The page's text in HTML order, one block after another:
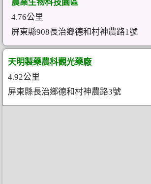
農業生物科技園區
4.76公里
屏東縣908長治鄉德和村神農路1號
天明製藥農科觀光藥廠
4.92公里
屏東縣長治鄉德和村神農路3號